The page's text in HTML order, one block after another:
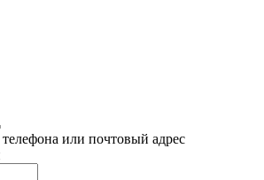
или почтовый адрес